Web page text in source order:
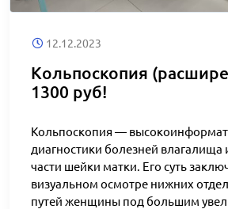
12.12.2023
Кольпоскопия
1300 руб!
Кольпоскопия —
диагностики болезней
части шейки матки. Его суть
визуальном осмотре нижних
путей женщины под большим